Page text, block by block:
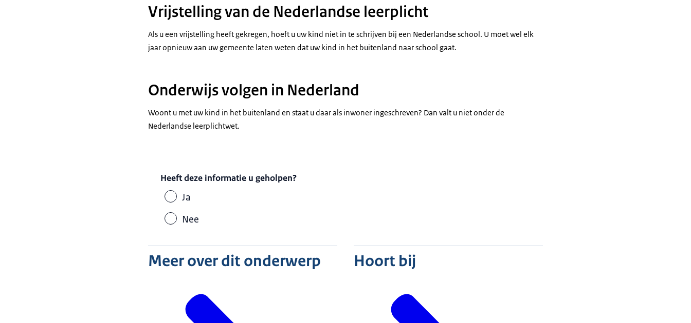
Vrijstelling van de Nederlandse leerplicht
Als u een vrijstelling heeft gekregen, hoeft u uw kind niet in te schrijven bij een Nederlandse school. U moet wel elk
jaar opnieuw aan uw gemeente laten weten dat uw kind in het buitenland naar school gaat.
Onderwijs volgen in Nederland
Woont u met uw kind in het buitenland en staat u daar als inwoner ingeschreven? Dan valt u niet onder de
Nederlandse leerplichtwet.
Heeft deze informatie u geholpen?
Ja
Nee
Meer over dit onderwerp Hoort bij